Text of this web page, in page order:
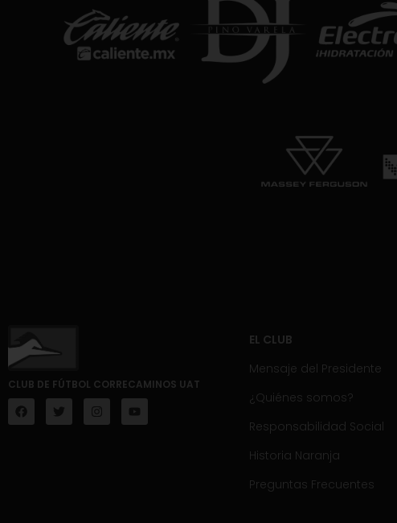
CLUB DE FÚTBOL CORRECAMINOS UAT
EL CLUB
Mensaje del Presidente
¿Quiénes somos?
Responsabilidad Social
Historia Naranja
Preguntas Frecuentes